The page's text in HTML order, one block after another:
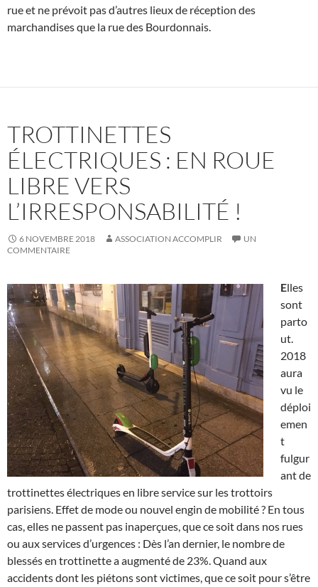
rue et ne prévoit pas d’autres lieux de réception des
marchandises que la rue des Bourdonnais.
TROTTINETTES
ÉLECTRIQUES : EN ROUE
LIBRE VERS
L’IRRESPONSABILITÉ !
6 NOVEMBRE 2018 ASSOCIATION ACCOMPLIR
UN
COMMENTAIRE
Elles
sont
parto
ut.
2018
aura
vu le
déploi
emen
t
fulgur
ant de
trottinettes électriques en libre service sur les trottoirs
parisiens. Effet de mode ou nouvel engin de mobilité ? En tous
cas, elles ne passent pas inaperçues, que ce soit dans nos rues
ou aux services d’urgences : Dès l’an dernier, le nombre de
blessés en trottinette a augmenté de 23%. Quand aux
accidents dont les piétons sont victimes, que ce soit pour s’être